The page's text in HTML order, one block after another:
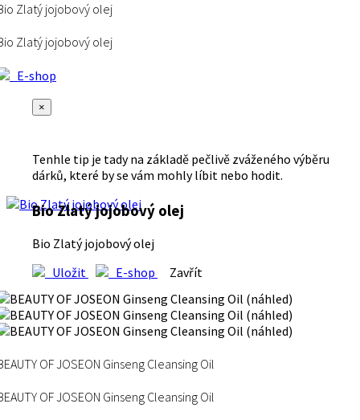
Zlatý jojobový olej
Zlatý jojobový olej
E-shop
×
Tenhle tip je tady na základě pečlivě zváženého výběru
dárků, které by se vám mohly líbit nebo hodit.
Bio Zlatý jojobový olej
Bio Zlatý jojobový olej
Uložit
E-shop Zavřít
OF JOSEON Ginseng Cleansing Oil
OF JOSEON Ginseng Cleansing Oil